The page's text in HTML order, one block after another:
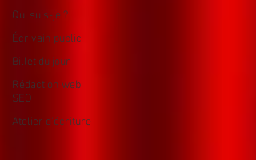
Qui suis-je ?
Écrivain public
Billet du jour
Rédaction web
SEO
Atelier d'écriture